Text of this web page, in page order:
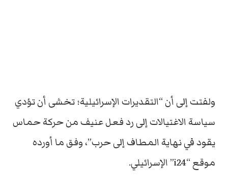
ولفتت إلى أن “التقديرات الإسرائيلية؛ تخشى أن تؤدي
سياسة الاغتيالات إلى رد فعل عنيف من حركة حماس
يقود في نهاية المطاف إلى حرب”، وفق ما أورده
موقع “i24” الإسرائيلي.